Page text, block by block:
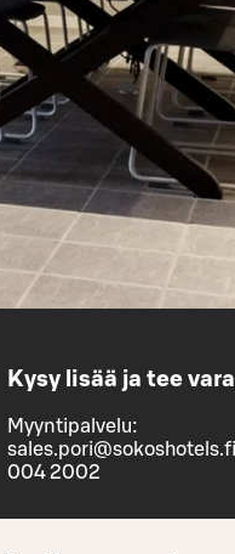
Kysy lisää ja tee
Myyntipalvelu:
004 2002